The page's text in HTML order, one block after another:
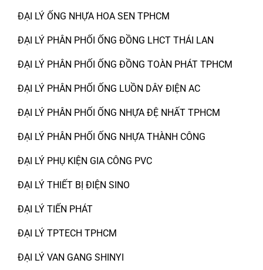
ĐẠI LÝ ỐNG NHỰA HOA SEN TPHCM
ĐẠI LÝ PHÂN PHỐI ỐNG ĐỒNG LHCT THÁI LAN
ĐẠI LÝ PHÂN PHỐI ỐNG ĐỒNG TOÀN PHÁT TPHCM
ĐẠI LÝ PHÂN PHỐI ỐNG LUỒN DÂY ĐIỆN AC
ĐẠI LÝ PHÂN PHỐI ỐNG NHỰA ĐỆ NHẤT TPHCM
ĐẠI LÝ PHÂN PHỐI ỐNG NHỰA THÀNH CÔNG
ĐẠI LÝ PHỤ KIỆN GIA CÔNG PVC
ĐẠI LÝ THIẾT BỊ ĐIỆN SINO
ĐẠI LÝ TIẾN PHÁT
ĐẠI LÝ TPTECH TPHCM
ĐẠI LÝ VAN GANG SHINYI